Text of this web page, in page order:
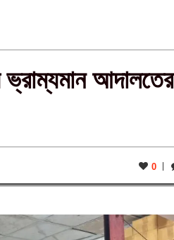
ভ্রাম্যমান আদালতের
0